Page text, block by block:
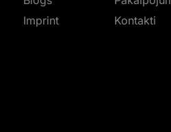
Imprint
Kontakti